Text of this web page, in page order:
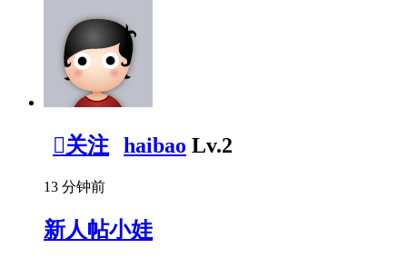
关注 haibao Lv.2
13 分钟前
新人帖小娃